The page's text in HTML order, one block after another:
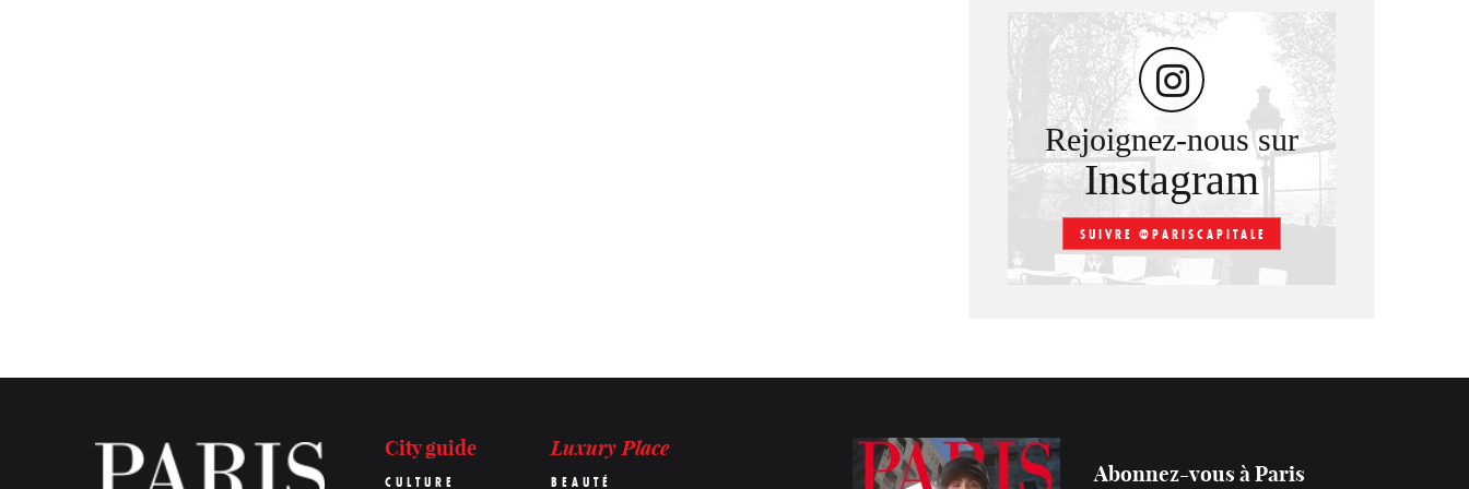
Rejoignez-nous sur
Instagram
SUIVRE @PARISCAPITALE
City guide
CULTURE
Luxury Place
BEAUTÉ
Abonnez-vous à Paris